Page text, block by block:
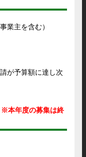
業主を含む）
が予算額に達し次
※本年度の募集は終